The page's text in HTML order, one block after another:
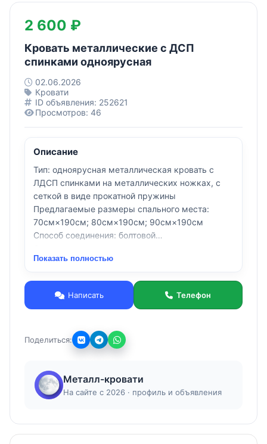
2 600 ₽
Кровать металлические с ДСП
спинками одноярусная
02.06.2026
Кровати
ID объявления: 252621
Просмотров: 46
Описание
Тип: одноярусная металлическая кровать с
ЛДСП спинками на металлических ножках, с
сеткой в виде прокатной пружины
Предлагаемые размеры спального места:
70см×190см; 80см×190см; 90см×190см
Способ соединения: болтовой
из прокатной пружины
Спинка: ЛДСП/ДСП 16 мм
Тип краски: порошковая
Ограничитель: нет
Усиление (металлические ламели): нет
Доступные металлические кровати с
деревянными спинками!
Показать полностью
Написать Телефон
Поделиться:
Металл-кровати
На сайте с 2026 · профиль и объявления